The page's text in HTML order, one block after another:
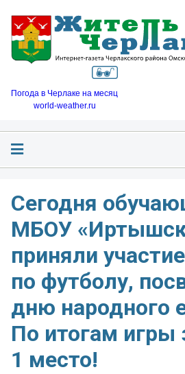
Погода в Черлаке на месяц
world-weather.ru
Сегодня
МБОУ
приняли
по футболу,
дню народного
По итогам игры
1 место!